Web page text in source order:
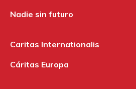
Nadie sin futuro
Caritas Internationalis
Cáritas Europa